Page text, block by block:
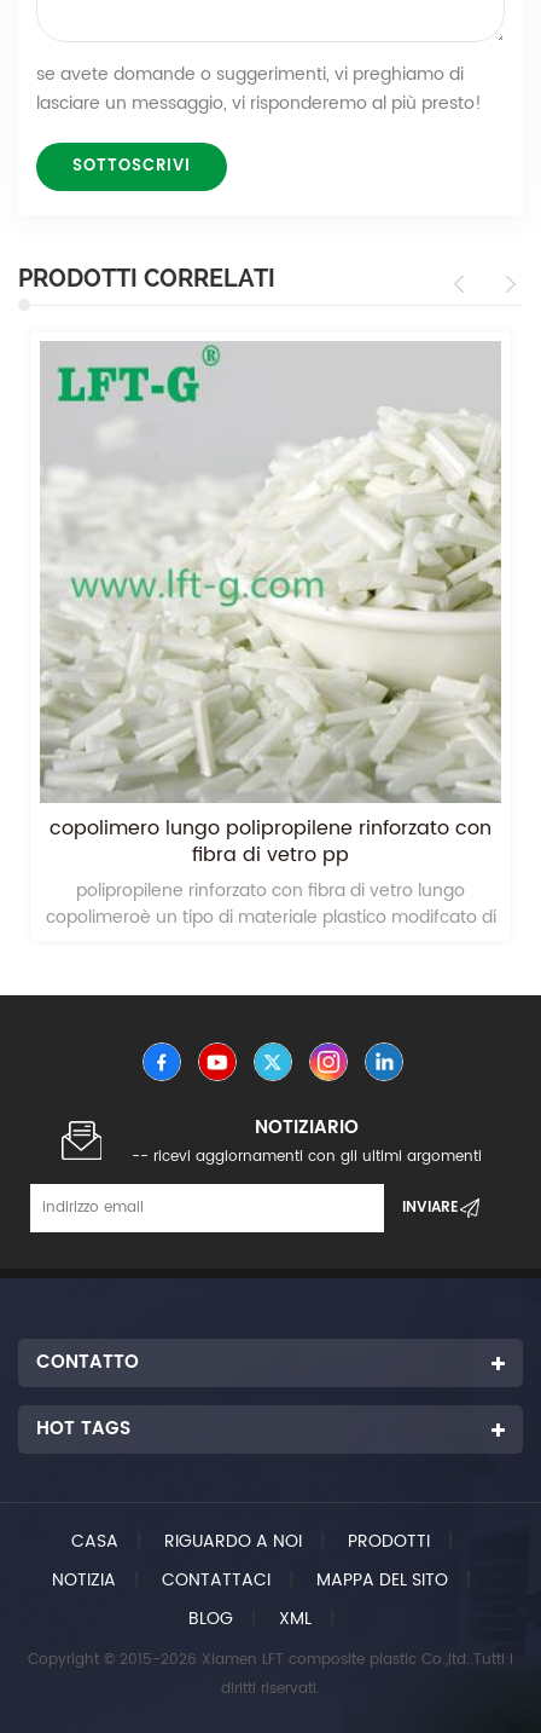
se avete domande o suggerimenti, vi preghiamo di
lasciare un messaggio, vi risponderemo al più presto!
PRODOTTI CORRELATI
copolimero lungo polipropilene rinforzato con
fibra di vetro pp
polipropilene rinforzato con fibra di vetro lungo
copolimeroè un tipo di materiale plastico modifcato di
NOTIZIARIO
-- ricevi aggiornamenti con gli ultimi argomenti
CONTATTO
HOT TAGS
CASA RIGUARDO A NOI PRODOTTI
NOTIZIA
CONTATTACI MAPPA DEL SITO
BLOG
XML
Copyright © 2015-2026 Xiamen LFT composite plastic Co.,ltd..Tutti i
diritti riservati.